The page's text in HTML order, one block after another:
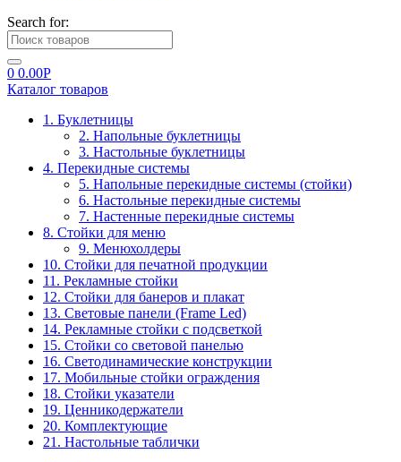
Search for:
0 0.00Р
Каталог товаров
1. Буклетницы
2. Напольные буклетницы
3. Настольные буклетницы
4. Перекидные системы
5. Напольные перекидные системы (стойки)
6. Настольные перекидные системы
7. Настенные перекидные системы
8. Стойки для меню
9. Менюхолдеры
10. Стойки для печатной продукции
11. Рекламные стойки
12. Стойки для банеров и плакат
13. Световые панели (Frame Led)
14. Рекламные стойки с подсветкой
15. Стойки со световой панелью
16. Светодинамические конструкции
17. Мобильные стойки ограждения
18. Стойки указатели
19. Ценникодержатели
20. Комплектующие
21. Настольные таблички